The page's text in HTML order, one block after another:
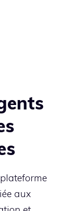
aux